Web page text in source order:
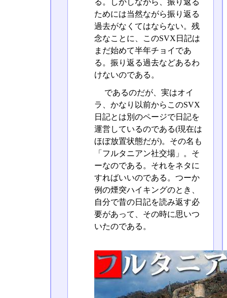
ためには当然ながら振り返る
過去がなくてはならない。残
念なことに、このSVX日記は
まだ始めて半年チョイであ
る。振り返る過去などあるわ
けないのである。
であるのだが、実はオイ
ラ、かなり以前からこのSVX
日記とは別のページで日記を
運営しているのである(現在は
ほぼ放置状態だが)。その名も
「 フルタニアン社交場」。そ
ーなのである。それをネタに
すればいいのである。つーか
例の煙突ハイキングのとき、
自分で昔の日記を読み返す必
要があって、その時に思いつ
いたのである。